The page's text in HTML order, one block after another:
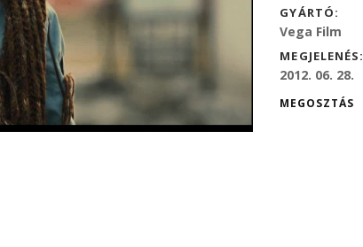
GYÁRTÓ:
Vega Film
MEGJELENÉS:
2012. 06. 28.
MEGOSZTÁS